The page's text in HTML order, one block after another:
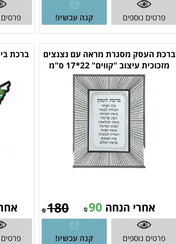
פרטים נוספים קנה עכשיו! פרטים
ברכת העסק מסגרת מראה עם נצנצים
מזכוכית עיצוב "קווים" 22*17 ס"מ
48122
₪180 אחרי הנחה ₪90
פרטים נוספים קנה עכשיו!
ברכת
פרטים